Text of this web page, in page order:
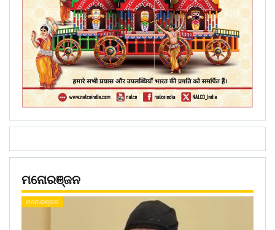
ମନୋରଞ୍ଜନ
ମନୋରଞ୍ଜନ